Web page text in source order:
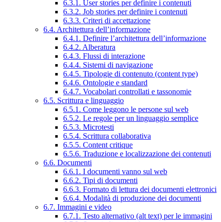
6.3.1. User stories per definire i contenuti
6.3.2. Job stories per definire i contenuti
6.3.3. Criteri di accettazione
6.4. Architettura dell’informazione
6.4.1. Definire l’architettura dell’informazione
6.4.2. Alberatura
6.4.3. Flussi di interazione
6.4.4. Sistemi di navigazione
6.4.5. Tipologie di contenuto (content type)
6.4.6. Ontologie e standard
6.4.7. Vocabolari controllati e tassonomie
6.5. Scrittura e linguaggio
6.5.1. Come leggono le persone sul web
6.5.2. Le regole per un linguaggio semplice
6.5.3. Microtesti
6.5.4. Scrittura collaborativa
6.5.5. Content critique
6.5.6. Traduzione e localizzazione dei contenuti
6.6. Documenti
6.6.1. I documenti vanno sul web
6.6.2. Tipi di documenti
6.6.3. Formato di lettura dei documenti elettronici
6.6.4. Modalità di produzione dei documenti
6.7. Immagini e video
6.7.1. Testo alternativo (alt text) per le immagini